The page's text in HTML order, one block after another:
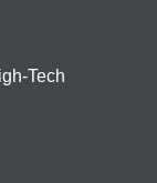
Tech